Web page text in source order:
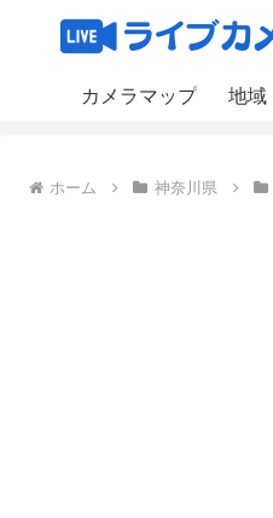
カメラマップ 地域
ホーム 神奈川県